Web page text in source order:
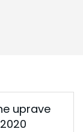
uprave